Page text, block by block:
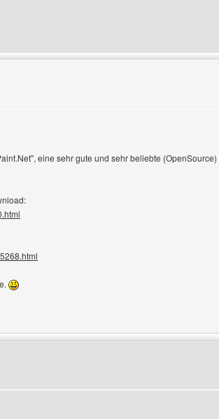
eine sehr gute und sehr beliebte
startseite